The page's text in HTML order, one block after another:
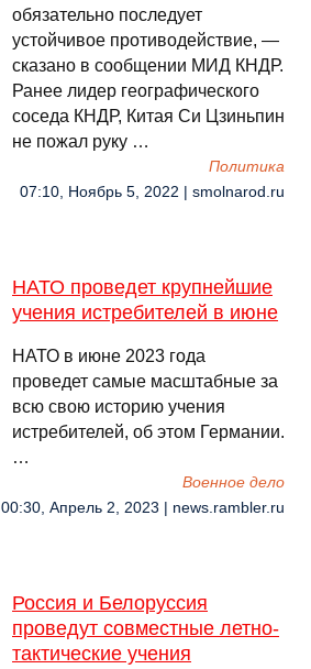
обязательно последует
устойчивое противодействие, —
сказано в сообщении МИД КНДР.
Ранее лидер географического
соседа КНДР, Китая Си Цзиньпин
не пожал руку …
Политика
07:10, Ноябрь 5, 2022 | smolnarod.ru
НАТО проведет крупнейшие
учения истребителей в июне
НАТО в июне 2023 года
проведет самые масштабные за
всю свою историю учения
истребителей, об этом Германии.
…
Военное дело
00:30, Апрель 2, 2023 | news.rambler.ru
Россия и Белоруссия
проведут совместные летно-
тактические учения